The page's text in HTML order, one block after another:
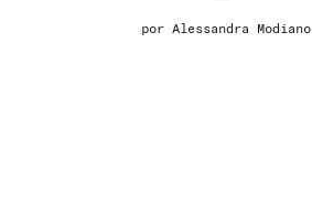
por Alessandra Modiano